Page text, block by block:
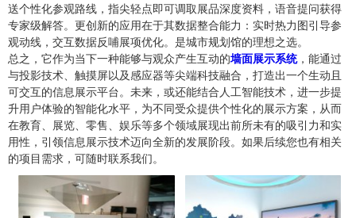
送个性化参观路线，指尖轻点即可调取展品深度资料，语音提问获得
专家级解答。更创新的应用在于其数据整合能力：实时热力图引导参
观动线，交互数据反哺展项优化。是城市规划馆的理想之选。
总之，它作为当下一种能够与观众产生互动的墙面展示系统，能通过
与投影技术、触摸屏以及感应器等尖端科技融合，打造出一个生动且
可交互的信息展示平台。未来，或还能结合人工智能技术，进一步提
升用户体验的智能化水平，为不同受众提供个性化的展示方案，从而
在教育、展览、零售、娱乐等多个领域展现出前所未有的吸引力和实
用性，引领信息展示技术迈向全新的发展阶段。如果后续您也有相关
的项目需求，可随时联系我们。